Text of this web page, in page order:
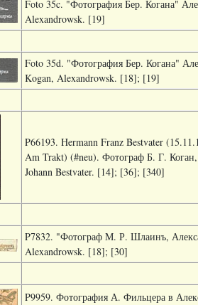
Foto 35c. "Фотография Бер. Когана"
Alexandrowsk. [19]
Foto 35d. "Фотография Бер. Когана"
Kogan, Alexandrowsk. [18]; [19]
P66193. Hermann Franz Bestvater
Am Trakt) (#neu). Фотограф Б. Г.
Johann Bestvater. [14]; [36]; [340]
P7832. "Фотограф М. Р. Шлаинъ,
Alexandrowsk. [18]; [30]
P9959. Фотография А. Фильцера в